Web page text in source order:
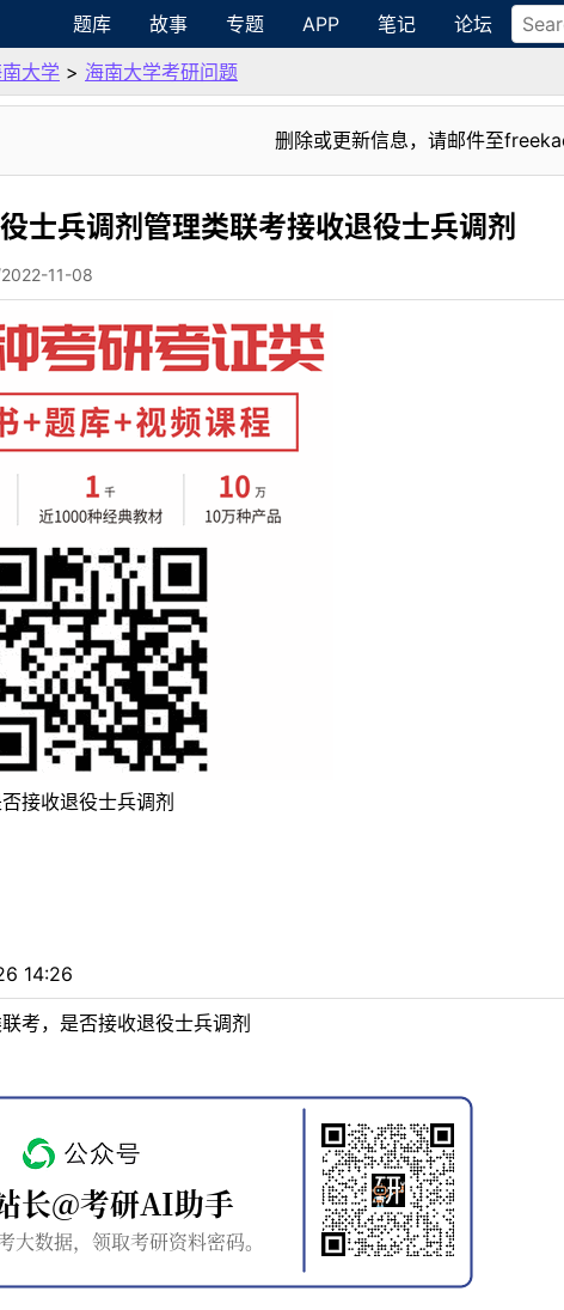
题库 故事 专题 APP 笔记 论坛
大学 > 海南大学考研问题
删除或更新信息，请邮件至
士兵调剂管理类联考接收退役士兵调剂
11-08
接收退役士兵调剂
14:26
考，是否接收退役士兵调剂